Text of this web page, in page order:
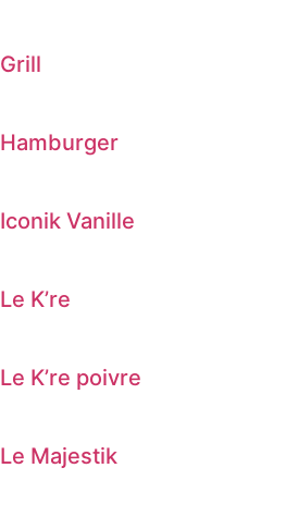
Grill
Hamburger
Iconik Vanille
Le K’re
Le K’re poivre
Le Majestik